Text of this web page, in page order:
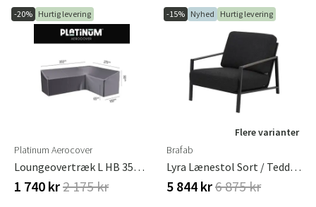
-20% Hurtig levering
Platinum Aerocover
Loungeovertræk L HB 355x275x100xH65/90 Højre Aerocover Antracit
1 740 kr2 175 kr
-15% Nyhed Hurtig levering
Flere varianter
Brafab
Lyra Lænestol Sort / Teddy Black
5 844 kr6 875 kr